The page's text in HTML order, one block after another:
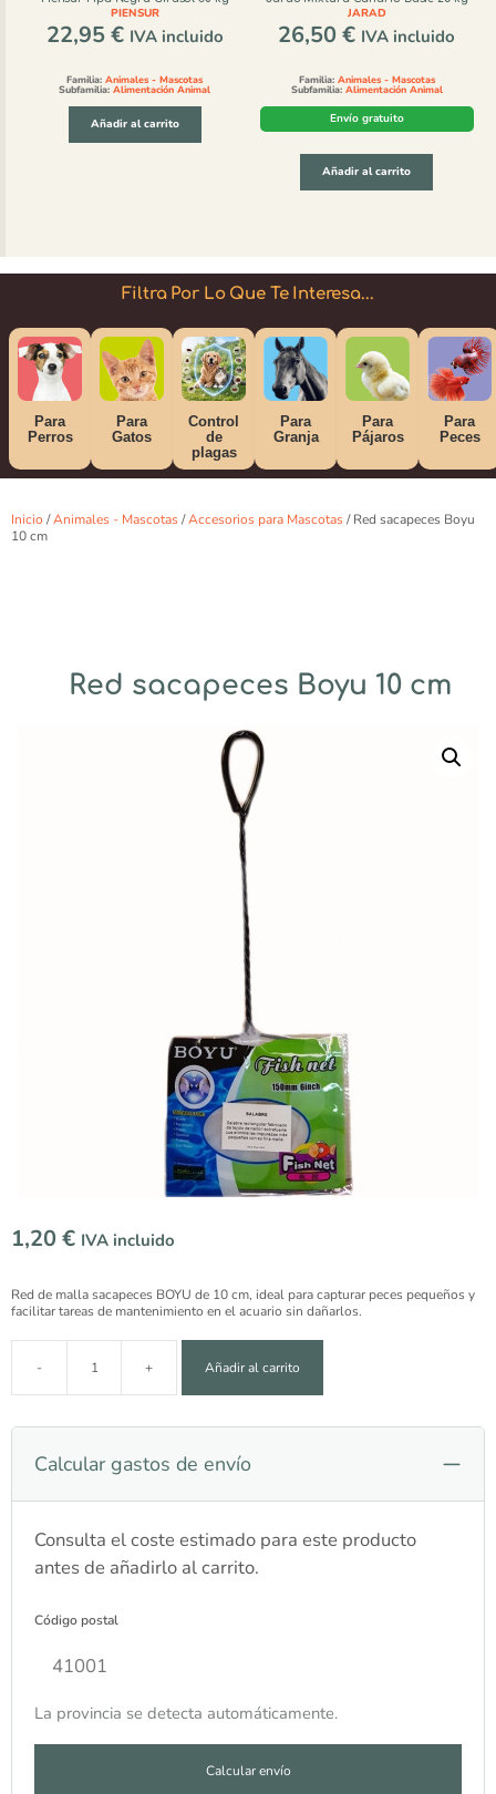
PIENSUR
22,95€ IVA incluido
Familia:Animales - Mascotas
Subfamilia:Alimentación Animal
Añadir al carrito
JARAD
26,50€ IVA incluido
Familia: Animales - Mascotas
Subfamilia: Alimentación Animal
Envío gratuito
Añadir al carrito
Filtra Por Lo Que Te Interesa...
Para
Perros
Para
Gatos
Control
de
plagas
Para
Granja
Para
Pájaros
Para
Peces
Inicio /Animales - Mascotas/Accesorios para Mascotas/ Red sacapeces Boyu
10 cm
Red sacapeces Boyu 10 cm
1,20 € IVA incluido
Red de malla sacapeces BOYU de 10 cm, ideal para capturar peces pequeños y
facilitar tareas de mantenimiento en el acuario sin dañarlos.
- Red sacapeces Boyu 10 cm cantidad
+ Añadir al carrito
Calcular gastos de envío
Consulta el coste estimado para este producto
antes de añadirlo al carrito.
Código postal
La provincia se detecta automáticamente.
Calcular envío